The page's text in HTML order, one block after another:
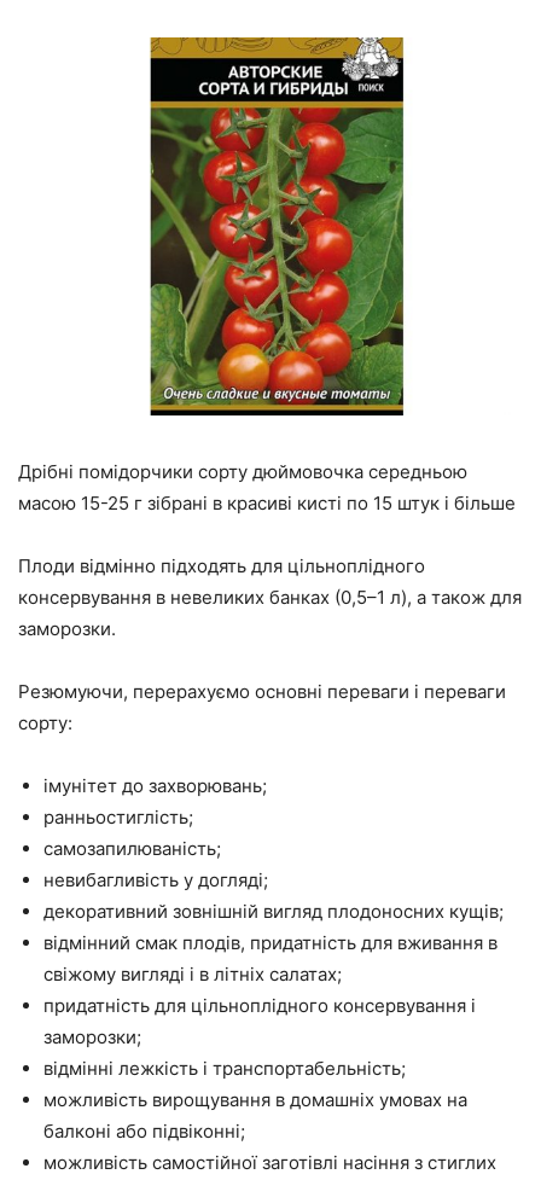
Дрібні помідорчики сорту дюймовочка середньою
масою 15-25 г зібрані в красиві кисті по 15 штук і більше
Плоди відмінно підходять для цільноплідного
консервування в невеликих банках (0,5–1 л), а також для
заморозки.
Резюмуючи, перерахуємо основні переваги і переваги
сорту:
імунітет до захворювань;
ранньостиглість;
самозапилюваність;
невибагливість у догляді;
декоративний зовнішній вигляд плодоносних кущів;
відмінний смак плодів, придатність для вживання в
свіжому вигляді і в літніх салатах;
придатність для цільноплідного консервування і
заморозки;
відмінні лежкість і транспортабельність;
можливість вирощування в домашніх умовах на
балконі або підвіконні;
можливість самостійної заготівлі насіння з стиглих